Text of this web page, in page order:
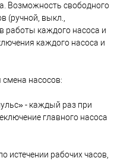
Возможность свободного
(ручной, выкл.,
работы каждого насоса и
каждого насоса и
насосов:
- каждый раз при
главного насоса
истечении рабочих часов,